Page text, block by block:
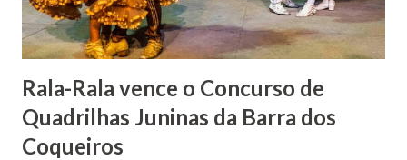
doada ao vigário Pe. José Joaquim de Vasconcelos. A Igreja
Matriz...
Rala-Rala vence o Concurso de
Quadrilhas Juninas da Barra dos
Coqueiros